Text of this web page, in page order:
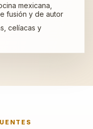
mexicana,
fusión y de autor
celíacas y